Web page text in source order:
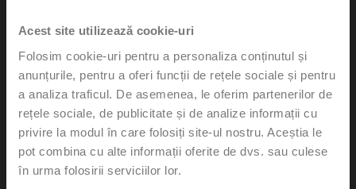
Acest site utilizează cookie-uri
Folosim cookie-uri pentru a personaliza conținutul și
anunțurile, pentru a oferi funcții de rețele sociale și pentru
a analiza traficul. De asemenea, le oferim partenerilor de
rețele sociale, de publicitate și de analize informații cu
privire la modul în care folosiți site-ul nostru. Aceștia le
pot combina cu alte informații oferite de dvs. sau culese
în urma folosirii serviciilor lor.
H6032X10-S2/SV24A-
MP-TPC
Globe valve, 2-way, DN 32, Flange, PN 25, ps
2500 kPa, Kvs 10 m³/h, Fluid temperature 5...150°C
[41...302°F]
Globe valve actuator, 1500 N, AC/DC 24 V, MP-Bus,
2...10 V, 150 s (90...150 s), Stroke 20 mm, IP54,